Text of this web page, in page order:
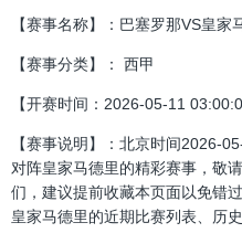
【赛事名称】：巴塞罗那VS皇家
【赛事分类】： 西甲
【开赛时间：2026-05-11
【赛事说明】：北京时间2026-
对阵皇家马德里的精彩赛事，敬
们，建议提前收藏本页面以免错
皇家马德里的近期比赛列表、历